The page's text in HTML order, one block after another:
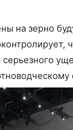
на зерно